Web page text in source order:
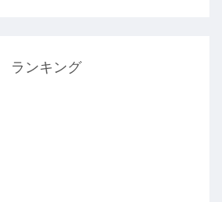
ランキング